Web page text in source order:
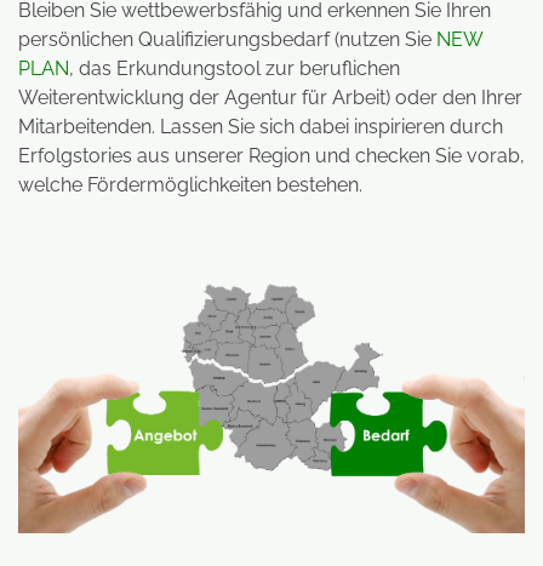
Bleiben Sie wettbewerbsfähig und erkennen Sie Ihren
persönlichen Qualifizierungsbedarf (nutzen Sie NEW
PLAN, das Erkundungstool zur beruflichen
Weiterentwicklung der Agentur für Arbeit) oder den Ihrer
Mitarbeitenden. Lassen Sie sich dabei inspirieren durch
Erfolgstories aus unserer Region und checken Sie vorab,
welche Fördermöglichkeiten bestehen.